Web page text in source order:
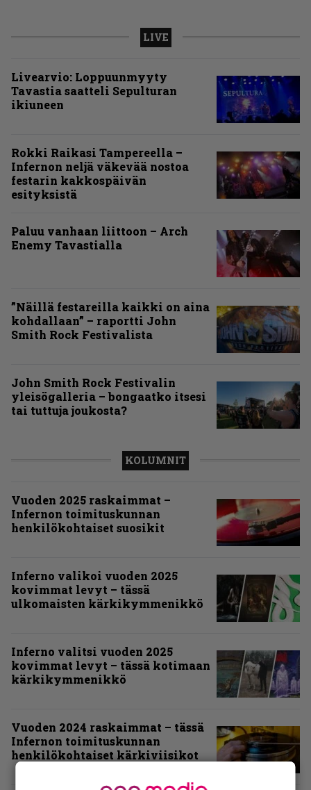
LIVE
Livearvio: Loppuunmyyty
Tavastia saatteli Sepulturan
ikiuneen
Rokki Raikasi Tampereella –
Infernon neljä väkevää nostoa
festarin kakkospäivän
esityksistä
Paluu vanhaan liittoon – Arch
Enemy Tavastialla
”Näillä festareilla kaikki on aina
kohdallaan” – raportti John
Smith Rock Festivalista
John Smith Rock Festivalin
yleisögalleria – bongaatko itsesi
tai tuttuja joukosta?
KOLUMNIT
Vuoden 2025 raskaimmat –
Infernon toimituskunnan
henkilökohtaiset suosikit
Inferno valikoi vuoden 2025
kovimmat levyt – tässä
ulkomaisten kärkikymmenikkö
Inferno valitsi vuoden 2025
kovimmat levyt – tässä kotimaan
kärkikymmenikkö
Vuoden 2024 raskaimmat – tässä
Infernon toimituskunnan
henkilökohtaiset kärkiviisikot